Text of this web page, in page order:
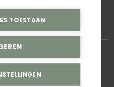
. All rights reserved
TOESTAAN